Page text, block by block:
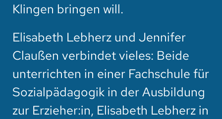
Klingen bringen will.
Elisabeth Lebherz und Jennifer
Claußen verbindet vieles: Beide
unterrichten in einer Fachschule für
Sozialpädagogik in der Ausbildung
zur Erzieher:in, Elisabeth Lebherz in